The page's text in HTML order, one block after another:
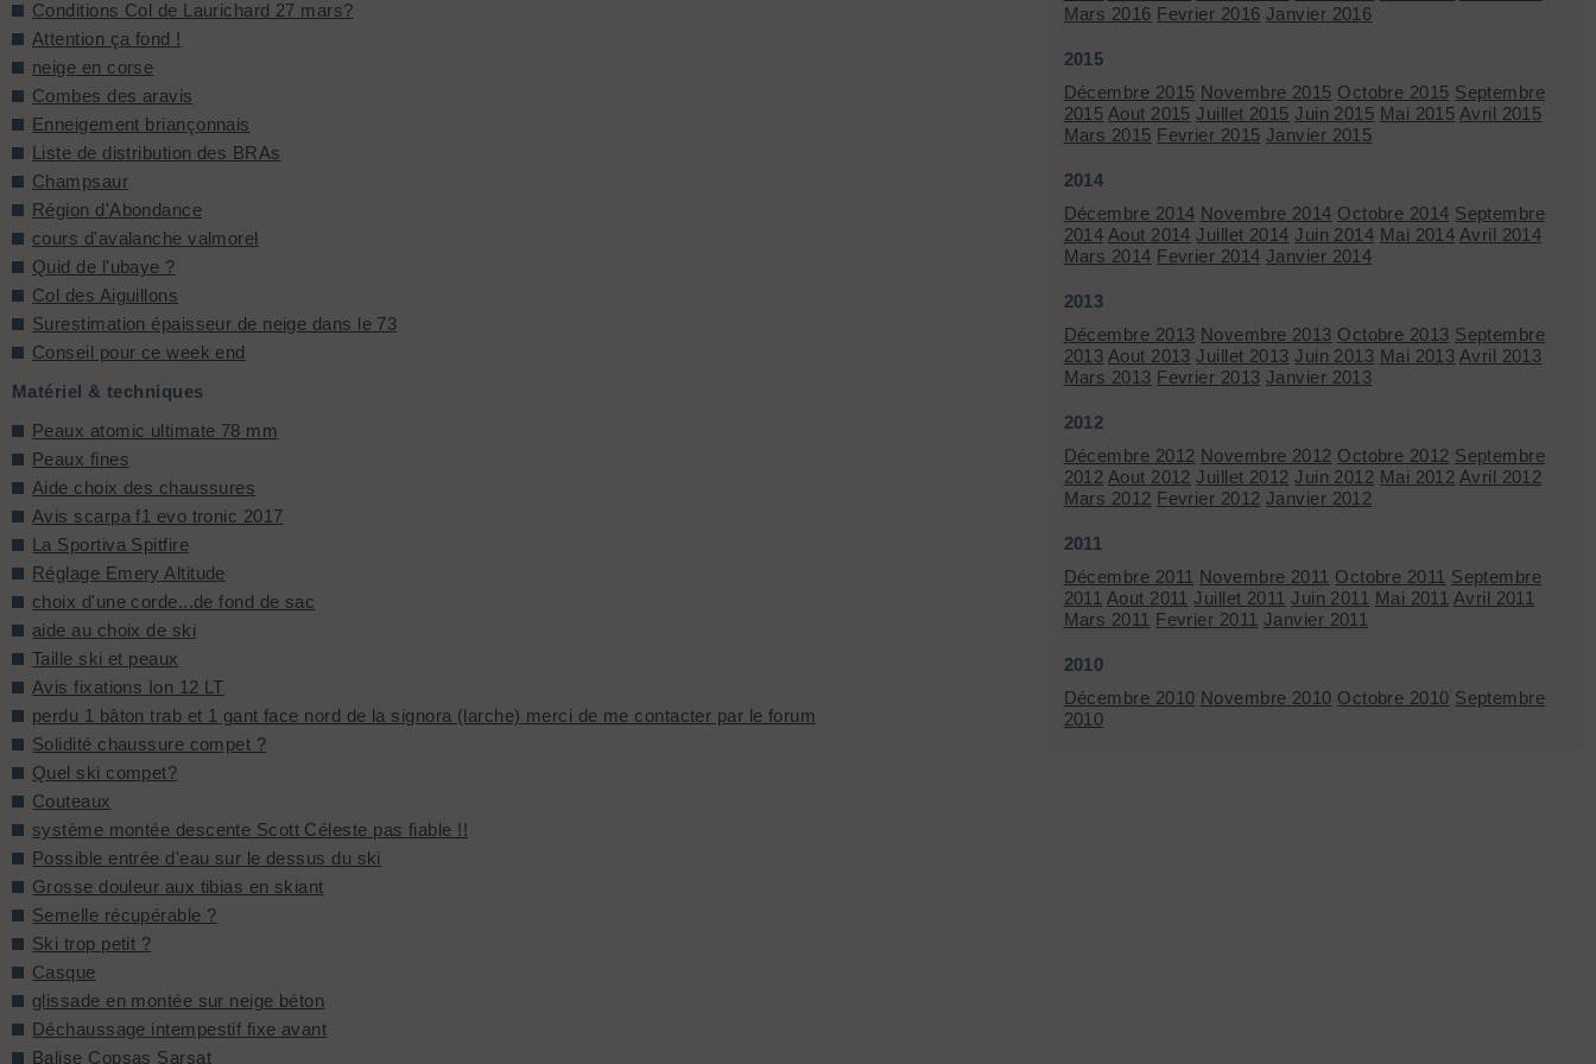
Conditions Col de Laurichard 27 mars?
Attention ça fond !
neige en corse
Combes des aravis
Enneigement briançonnais
Liste de distribution des BRAs
Champsaur
Région d'Abondance
cours d'avalanche valmorel
Quid de l'ubaye ?
Col des Aiguillons
Surestimation épaisseur de neige dans le 73
Conseil pour ce week end
Matériel & techniques
Peaux atomic ultimate 78 mm
Peaux fines
Aide choix des chaussures
Avis scarpa f1 evo tronic 2017
La Sportiva Spitfire
Réglage Emery Altitude
choix d'une corde...de fond de sac
aide au choix de ski
Taille ski et peaux
Avis fixations Ion 12 LT
perdu 1 bâton trab et 1 gant face nord de la signora (larche) merci de me contacter par le forum
Solidité chaussure compet ?
Quel ski compet?
Couteaux
système montée descente Scott Céleste pas fiable !!
Possible entrée d'eau sur le dessus du ski
Grosse douleur aux tibias en skiant
Semelle récupérable ?
Ski trop petit ?
Casque
glissade en montée sur neige béton
Déchaussage intempestif fixe avant
Balise Copsas Sarsat
Mars 2016 Fevrier 2016 Janvier 2016
2015
Décembre 2015 Novembre 2015 Octobre 2015 Septembre
2015 Aout 2015 Juillet 2015 Juin 2015 Mai 2015 Avril 2015
Mars 2015 Fevrier 2015 Janvier 2015
2014
Décembre 2014 Novembre 2014 Octobre 2014 Septembre
2014 Aout 2014 Juillet 2014 Juin 2014 Mai 2014 Avril 2014
Mars 2014 Fevrier 2014 Janvier 2014
2013
Décembre 2013 Novembre 2013 Octobre 2013 Septembre
2013 Aout 2013 Juillet 2013 Juin 2013 Mai 2013 Avril 2013
Mars 2013 Fevrier 2013 Janvier 2013
2012
Décembre 2012 Novembre 2012 Octobre 2012 Septembre
2012 Aout 2012 Juillet 2012 Juin 2012 Mai 2012 Avril 2012
Mars 2012 Fevrier 2012 Janvier 2012
2011
Décembre 2011 Novembre 2011 Octobre 2011 Septembre
2011 Aout 2011 Juillet 2011 Juin 2011 Mai 2011 Avril 2011
Mars 2011 Fevrier 2011 Janvier 2011
2010
Décembre 2010 Novembre 2010 Octobre 2010 Septembre
2010